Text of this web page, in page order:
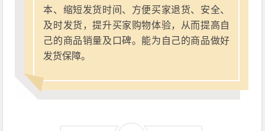
本、缩短发货时间、方便买家退货、安全、
及时发货，提升买家购物体验，从而提高自
己的商品销量及口碑。能为自己的商品做好
发货保障。